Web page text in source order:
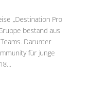
„Destination Pro
bestand aus
Darunter
für junge